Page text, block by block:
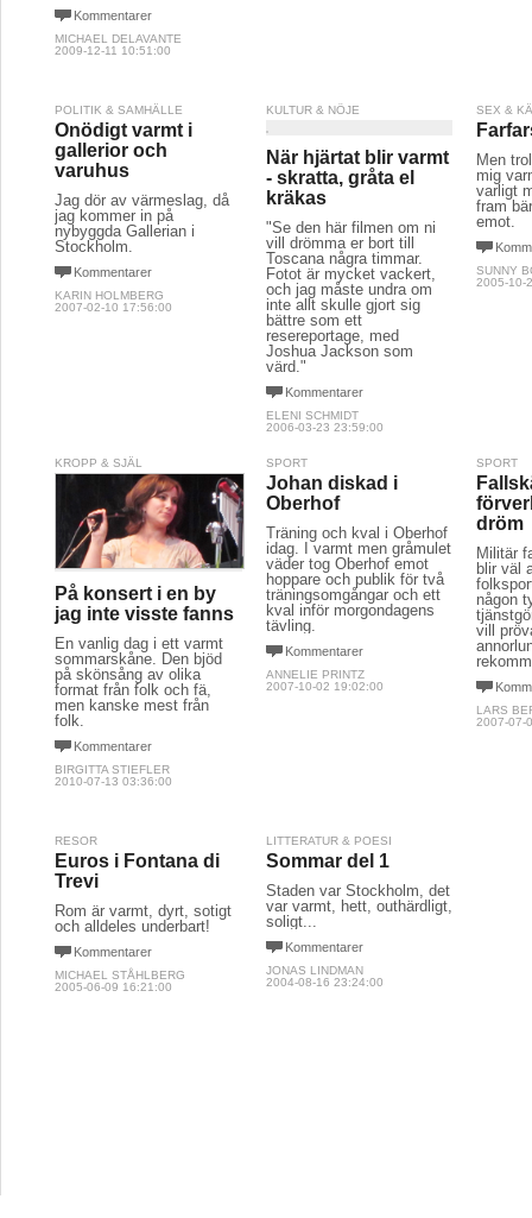
Kommentarer
MICHAEL DELAVANTE
2009-12-11 10:51:00
POLITIK & SAMHÄLLE
Onödigt varmt i
gallerior och
varuhus
Jag dör av värmeslag, då
jag kommer in på
nybyggda Gallerian i
Stockholm.
Kommentarer
KARIN HOLMBERG
2007-02-10 17:56:00
KULTUR & NÖJE
När hjärtat blir varmt
- skratta, gråta el
kräkas
"Se den här filmen om ni
vill drömma er bort till
Toscana några timmar.
Fotot är mycket vackert,
och jag måste undra om
inte allt skulle gjort sig
bättre som ett
resereportage, med
Joshua Jackson som
värd."
Kommentarer
ELENI SCHMIDT
2006-03-23 23:59:00
SEX &
Men
mig
varligt
fram
emot.
SUNNY
2005-10-
KROPP & SJÄL
På konsert i en by
jag inte visste fanns
En vanlig dag i ett varmt
sommarskåne. Den bjöd
på skönsång av olika
format från folk och fä,
men kanske mest från
folk.
Kommentarer
BIRGITTA STIEFLER
2010-07-13 03:36:00
SPORT
Johan diskad i
Oberhof
Träning och kval i Oberhof
idag. I varmt men gråmulet
väder tog Oberhof emot
hoppare och publik för två
träningsomgångar och ett
kval inför morgondagens
tävling.
Kommentarer
ANNELIE PRINTZ
2007-10-02 19:02:00
SPORT
dröm
Militär
blir väl
någon
vill
LARS
2007-07-
RESOR
Euros i Fontana di
Trevi
Rom är varmt, dyrt, sotigt
och alldeles underbart!
Kommentarer
MICHAEL STÅHLBERG
2005-06-09 16:21:00
LITTERATUR & POESI
Sommar del 1
Staden var Stockholm, det
var varmt, hett, outhärdligt,
soligt...
Kommentarer
JONAS LINDMAN
2004-08-16 23:24:00